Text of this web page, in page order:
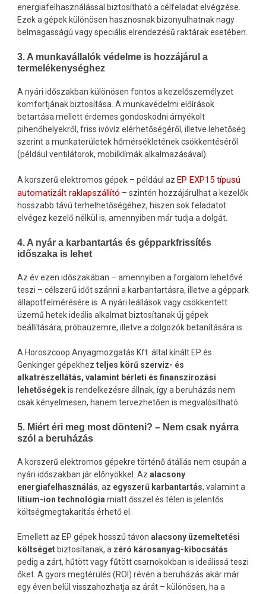
energiafelhasználással biztosítható a célfeladat elvégzése.
Ezek a gépek különösen hasznosnak bizonyulhatnak nagy
belmagasságú vagy speciális elrendezésű raktárak esetében.
3. A munkavállalók védelme is hozzájárul a
termelékenységhez
A nyári időszakban különösen fontos a kezelőszemélyzet
komfortjának biztosítása. A munkavédelmi előírások
betartása mellett érdemes gondoskodni árnyékolt
pihenőhelyekről, friss ivóvíz elérhetőségéről, illetve lehetőség
szerint a munkaterületek hőmérsékletének csökkentéséről
(például ventilátorok, mobilklímák alkalmazásával).
A korszerű elektromos gépek – például az EP EXP15 típusú
automatizált raklapszállító – szintén hozzájárulhat a kezelők
hosszabb távú terhelhetőségéhez, hiszen sok feladatot
elvégez kezelő nélkül is, amennyiben már tudja a dolgát.
4. A nyár a karbantartás és gépparkfrissítés
időszaka is lehet
Az év ezen időszakában – amennyiben a forgalom lehetővé
teszi – célszerű időt szánni a karbantartásra, illetve a géppark
állapotfelmérésére is. A nyári leállások vagy csökkentett
üzemű hetek ideális alkalmat biztosítanak új gépek
beállítására, próbaüzemre, illetve a dolgozók betanítására is.
A Horoszcoop Anyagmozgatás Kft. által kínált EP és
Genkinger gépekhez teljes körű szerviz- és
alkatrészellátás, valamint bérleti és finanszírozási
lehetőségekis rendelkezésre állnak, így a beruházás nem
csak kényelmesen, hanem tervezhetően is megvalósítható.
5. Miért éri meg most dönteni? – Nem csak nyárra
szól a beruházás
A korszerű elektromos gépekre történő átállás nem csupán a
nyári időszakban jár előnyökkel. Az alacsony
energiafelhasználás, az egyszerű karbantartás, valamint a
lítium-ion technológia miatt ősszel és télen is jelentős
költségmegtakarítás érhető el.
Emellett az EP gépek hosszú távon alacsony üzemeltetési
költséget biztosítanak, a zéró károsanyag-kibocsátás
pedig a zárt, hűtött vagy fűtött csarnokokban is ideálissá teszi
őket. A gyors megtérülés (ROI) révén a beruházás akár már
egy éven belül visszahozhatja az árát – különösen, ha a